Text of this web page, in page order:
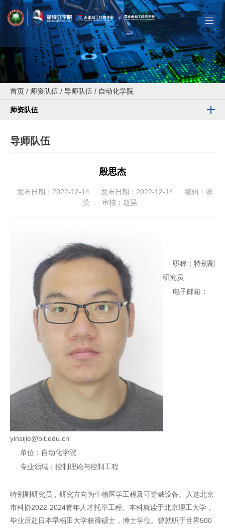
首页 / 师资队伍 / 导师队伍 / 自动化学院
师资队伍
导师队伍
殷思杰
发布日期：2022-12-14 发布日期：2022-12-14
编辑：张
赞
审核：赵昊
职称：特别副
研究员
电子邮箱：
yinsijie@bit.edu.cn
单位：自动化学院
专业领域：控制理论与控制工程
特别副研究员，研究方向为生物医学工程及可穿戴设备。入选北京
市科协2022-2024青年人才托举工程。本科就读于北京理工大学，
毕业后赴日本早稻田大学获得硕士，博士学位。曾就职于世界500